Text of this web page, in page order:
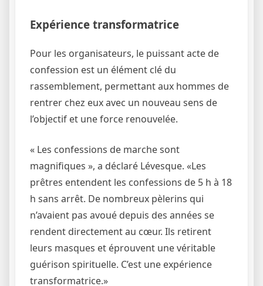
Expérience transformatrice
Pour les organisateurs, le puissant acte de
confession est un élément clé du
rassemblement, permettant aux hommes de
rentrer chez eux avec un nouveau sens de
l’objectif et une force renouvelée.
« Les confessions de marche sont
magnifiques », a déclaré Lévesque. «Les
prêtres entendent les confessions de 5 h à 18
h sans arrêt. De nombreux pèlerins qui
n’avaient pas avoué depuis des années se
rendent directement au cœur. Ils retirent
leurs masques et éprouvent une véritable
guérison spirituelle. C’est une expérience
transformatrice.»